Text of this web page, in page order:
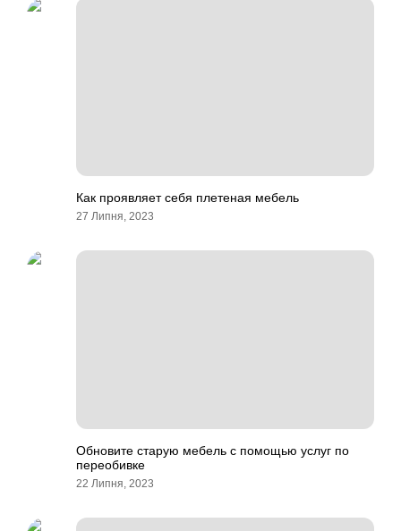
Как проявляет себя плетеная мебель
27 Липня, 2023
Обновите старую мебель с помощью услуг по
переобивке
22 Липня, 2023